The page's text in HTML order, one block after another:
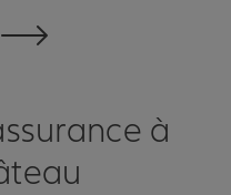
à